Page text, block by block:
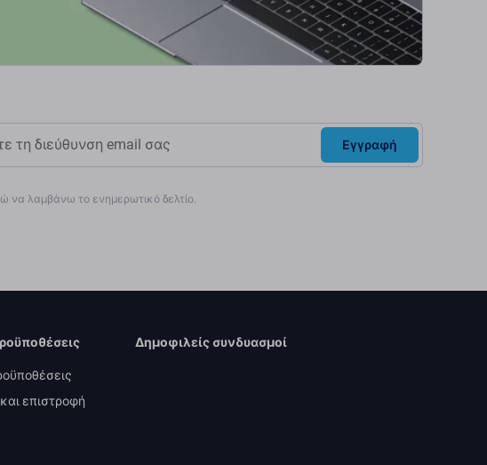
Εγγραφή
να λαμβάνω το ενημερωτικό δελτίο.
επιστροφή
Δημοφιλείς συνδυασμοί